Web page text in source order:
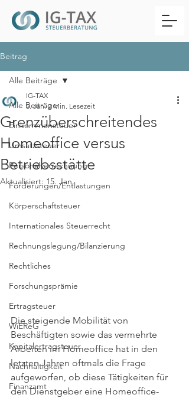
Beitrag
Alle Beiträge
Einkommensteuer
Umsatzsteuer
Personalverrechnung
Förderungen/Entlastungen
Körperschaftsteuer
Internationales Steuerrecht
Rechnungslegung/Bilanzierung
Rechtliches
Forschungsprämie
Ertragsteuer
WiEReG
Kapitalertragsteuer
Nachhaltigkeit
Finanzamt
Alle Beiträge
Grenzüberschreitendes
Homeoffice versus
Betriebsstätte
IG-TAX
5. Jan. 2 Min. Lesezeit
Aktualisiert: 15. Jan.
Die steigende Mobilität von
Beschäftigten sowie das vermehrte
Arbeiten im Homeoffice hat in den
letzten Jahren oftmals die Frage
aufgeworfen, ob diese Tätigkeiten für
den Dienstgeber eine Homeoffice-